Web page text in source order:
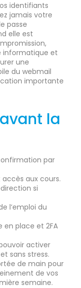
identifiants
jamais votre
passe
elle est
informatique et
une
du webmail
importante
la
par
aux cours.
si
l’emploi du
en place et 2FA
activer
sans stress.
de main pour
de vos
semaine.